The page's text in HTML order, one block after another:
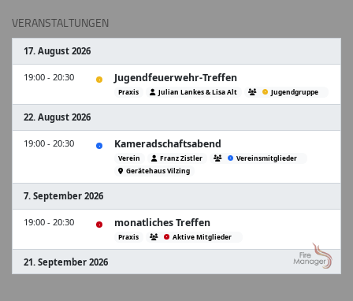
VERANSTALTUNGEN